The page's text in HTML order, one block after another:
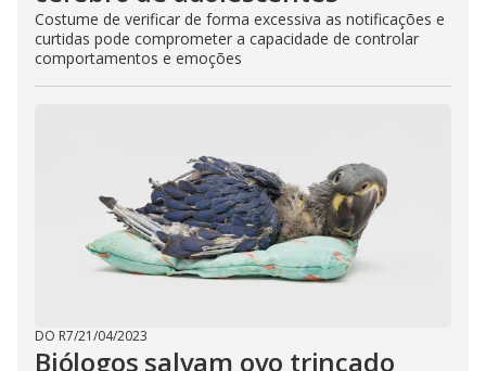
Costume de verificar de forma excessiva as notificações e
curtidas pode comprometer a capacidade de controlar
comportamentos e emoções
DO R7/21/04/2023
Biólogos salvam ovo trincado